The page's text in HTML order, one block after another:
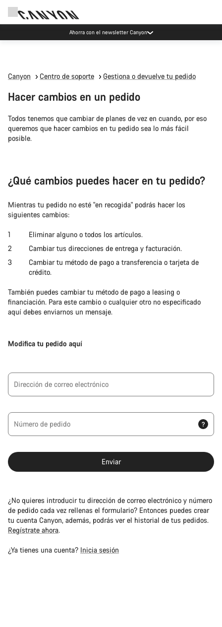
Ahorra con el newsletter Canyon
Canyon Centro de soporte Gestiona o devuelve tu pedido
Hacer cambios en un pedido
Todos tenemos que cambiar de planes de vez en cuando, por eso
queremos que hacer cambios en tu pedido sea lo más fácil
posible.
¿Qué cambios puedes hacer en tu pedido?
Mientras tu pedido no esté "en recogida" podrás hacer los
siguientes cambios:
Eliminar alguno o todos los artículos.
Cambiar tus direcciones de entrega y facturación.
Cambiar tu método de pago a transferencia o tarjeta de
crédito.
También puedes cambiar tu método de pago a leasing o
financiación. Para este cambio o cualquier otro no especificado
aquí debes enviarnos un mensaje.
Modifica tu pedido aquí
Dirección de correo electrónico
?
Número de pedido
Enviar
¿No quieres introducir tu dirección de correo electrónico y número
de pedido cada vez rellenas el formulario? Entonces puedes crear
tu cuenta Canyon, además, podrás ver el historial de tus pedidos.
Regístrate ahora.
¿Ya tienes una cuenta? Inicia sesión